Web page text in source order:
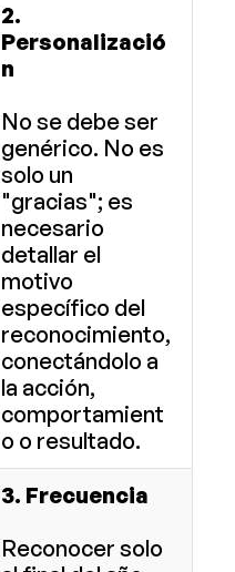
2.
Personalizació
n
No se debe ser
genérico. No es
solo un
"gracias"; es
necesario
detallar el
motivo
específico del
reconocimiento,
conectándolo a
la acción,
comportamient
o o resultado.
3. Frecuencia
Reconocer solo